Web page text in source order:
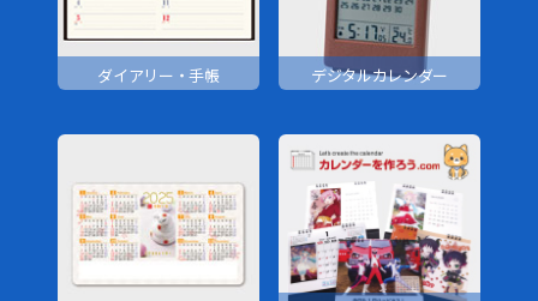
ダイアリー・手帳 デジタルカレンダー